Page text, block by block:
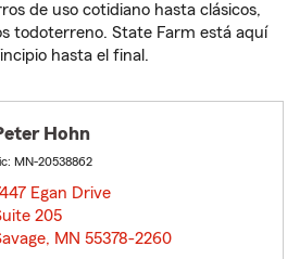
de uso cotidiano hasta clásicos,
todoterreno. State Farm está aquí
hasta el final.
Hohn
MN-20538862
Egan Drive
205
MN 55378-2260